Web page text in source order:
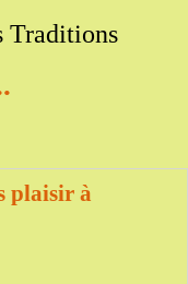
Traditions
plaisir à